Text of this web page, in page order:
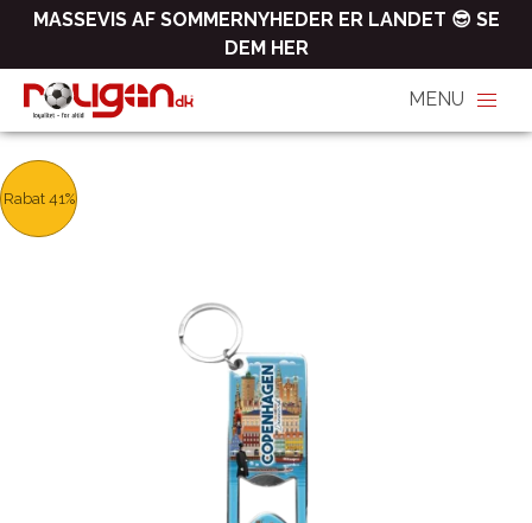
MASSEVIS AF SOMMERNYHEDER ER LANDET 😎 SE
DEM HER
Rabat 41%